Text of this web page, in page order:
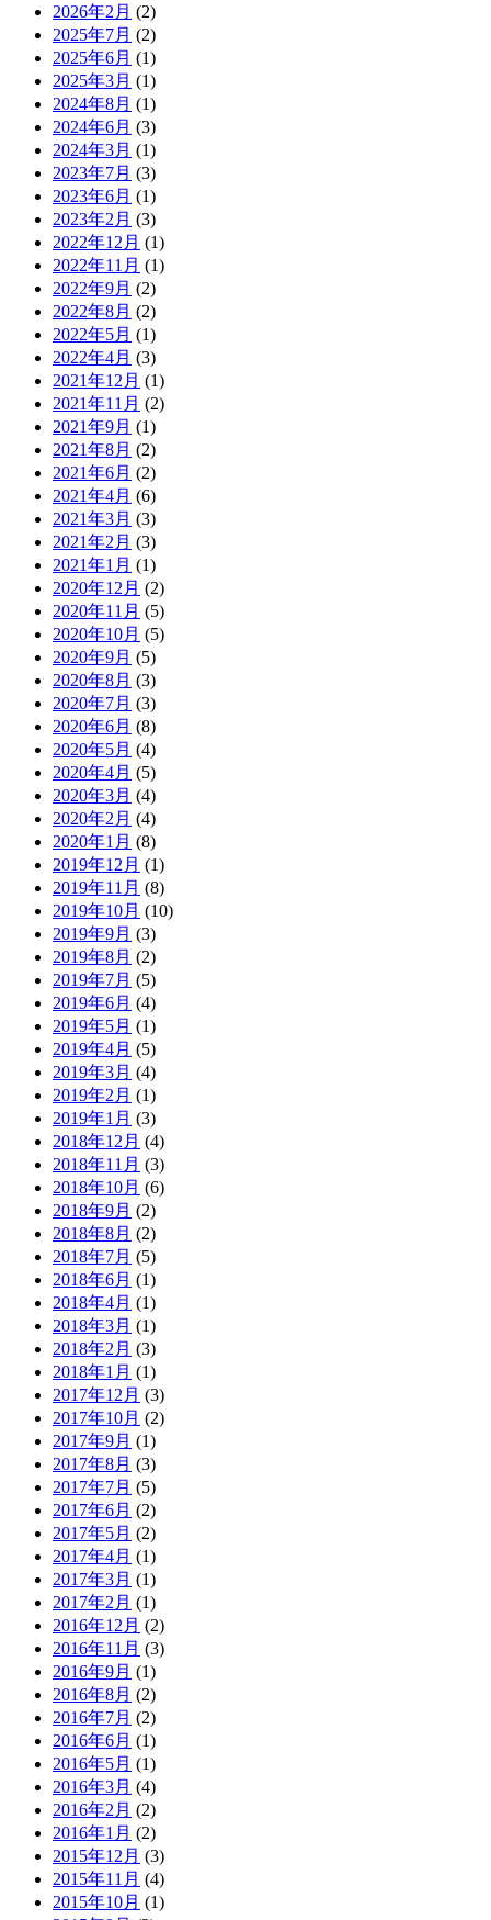
2026年2月 (2)
2025年7月 (2)
2025年6月 (1)
2025年3月 (1)
2024年8月 (1)
2024年6月 (3)
2024年3月 (1)
2023年7月 (3)
2023年6月 (1)
2023年2月 (3)
2022年12月 (1)
2022年11月 (1)
2022年9月 (2)
2022年8月 (2)
2022年5月 (1)
2022年4月 (3)
2021年12月 (1)
2021年11月 (2)
2021年9月 (1)
2021年8月 (2)
2021年6月 (2)
2021年4月 (6)
2021年3月 (3)
2021年2月 (3)
2021年1月 (1)
2020年12月 (2)
2020年11月 (5)
2020年10月 (5)
2020年9月 (5)
2020年8月 (3)
2020年7月 (3)
2020年6月 (8)
2020年5月 (4)
2020年4月 (5)
2020年3月 (4)
2020年2月 (4)
2020年1月 (8)
2019年12月 (1)
2019年11月 (8)
2019年10月 (10)
2019年9月 (3)
2019年8月 (2)
2019年7月 (5)
2019年6月 (4)
2019年5月 (1)
2019年4月 (5)
2019年3月 (4)
2019年2月 (1)
2019年1月 (3)
2018年12月 (4)
2018年11月 (3)
2018年10月 (6)
2018年9月 (2)
2018年8月 (2)
2018年7月 (5)
2018年6月 (1)
2018年4月 (1)
2018年3月 (1)
2018年2月 (3)
2018年1月 (1)
2017年12月 (3)
2017年10月 (2)
2017年9月 (1)
2017年8月 (3)
2017年7月 (5)
2017年6月 (2)
2017年5月 (2)
2017年4月 (1)
2017年3月 (1)
2017年2月 (1)
2016年12月 (2)
2016年11月 (3)
2016年9月 (1)
2016年8月 (2)
2016年7月 (2)
2016年6月 (1)
2016年5月 (1)
2016年3月 (4)
2016年2月 (2)
2016年1月 (2)
2015年12月 (3)
2015年11月 (4)
2015年10月 (1)